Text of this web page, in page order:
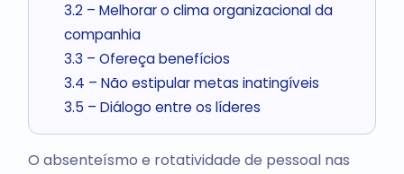
3.2– Melhorar o clima organizacional da
companhia
3.3 – Ofereça benefícios
3.4 – Não estipular metas inatingíveis
3.5 – Diálogo entre os líderes
O absenteísmo e rotatividade de pessoal nas